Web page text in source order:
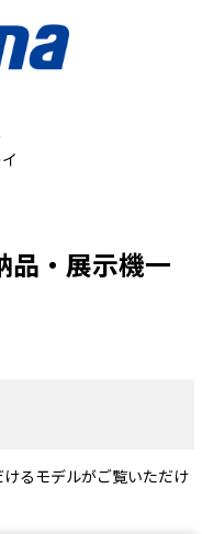
品・展示機一
るモデルがご覧いただけ